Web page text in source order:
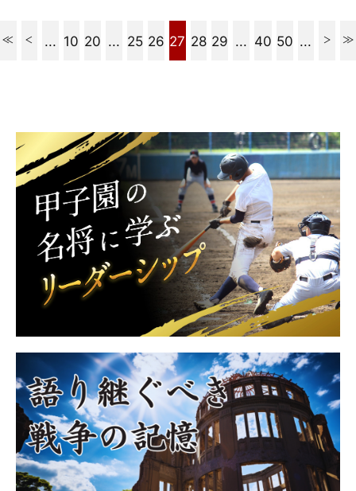
... 10 20 ... 25 26 27 28 29 ... 40 50 ...